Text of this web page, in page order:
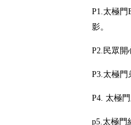
P1.太極門
影。
P2.民眾開
P3.太極門
P4. 太極
p5.太極門